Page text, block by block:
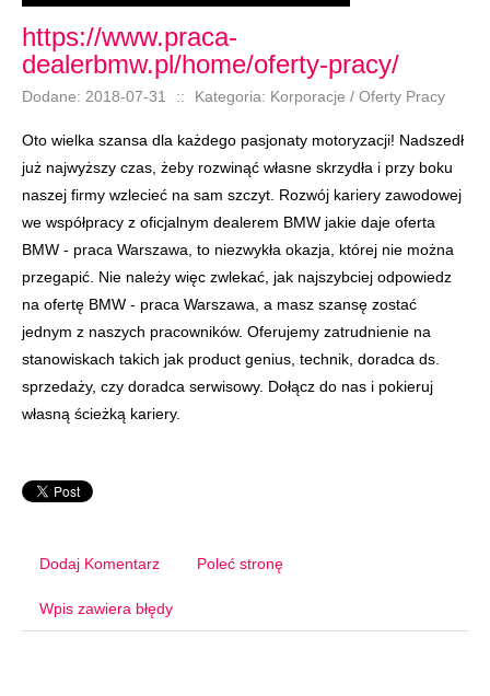
https://www.praca-
dealerbmw.pl/home/oferty-pracy/
Dodane: 2018-07-31 :: Kategoria: Korporacje / Oferty Pracy
Oto wielka szansa dla każdego pasjonaty motoryzacji! Nadszedł
już najwyższy czas, żeby rozwinąć własne skrzydła i przy boku
naszej firmy wzlecieć na sam szczyt. Rozwój kariery zawodowej
we współpracy z oficjalnym dealerem BMW jakie daje oferta
BMW - praca Warszawa, to niezwykła okazja, której nie można
przegapić. Nie należy więc zwlekać, jak najszybciej odpowiedz
na ofertę BMW - praca Warszawa, a masz szansę zostać
jednym z naszych pracowników. Oferujemy zatrudnienie na
stanowiskach takich jak product genius, technik, doradca ds.
sprzedaży, czy doradca serwisowy. Dołącz do nas i pokieruj
własną ścieżką kariery.
Dodaj Komentarz Poleć stronę
Wpis zawiera błędy